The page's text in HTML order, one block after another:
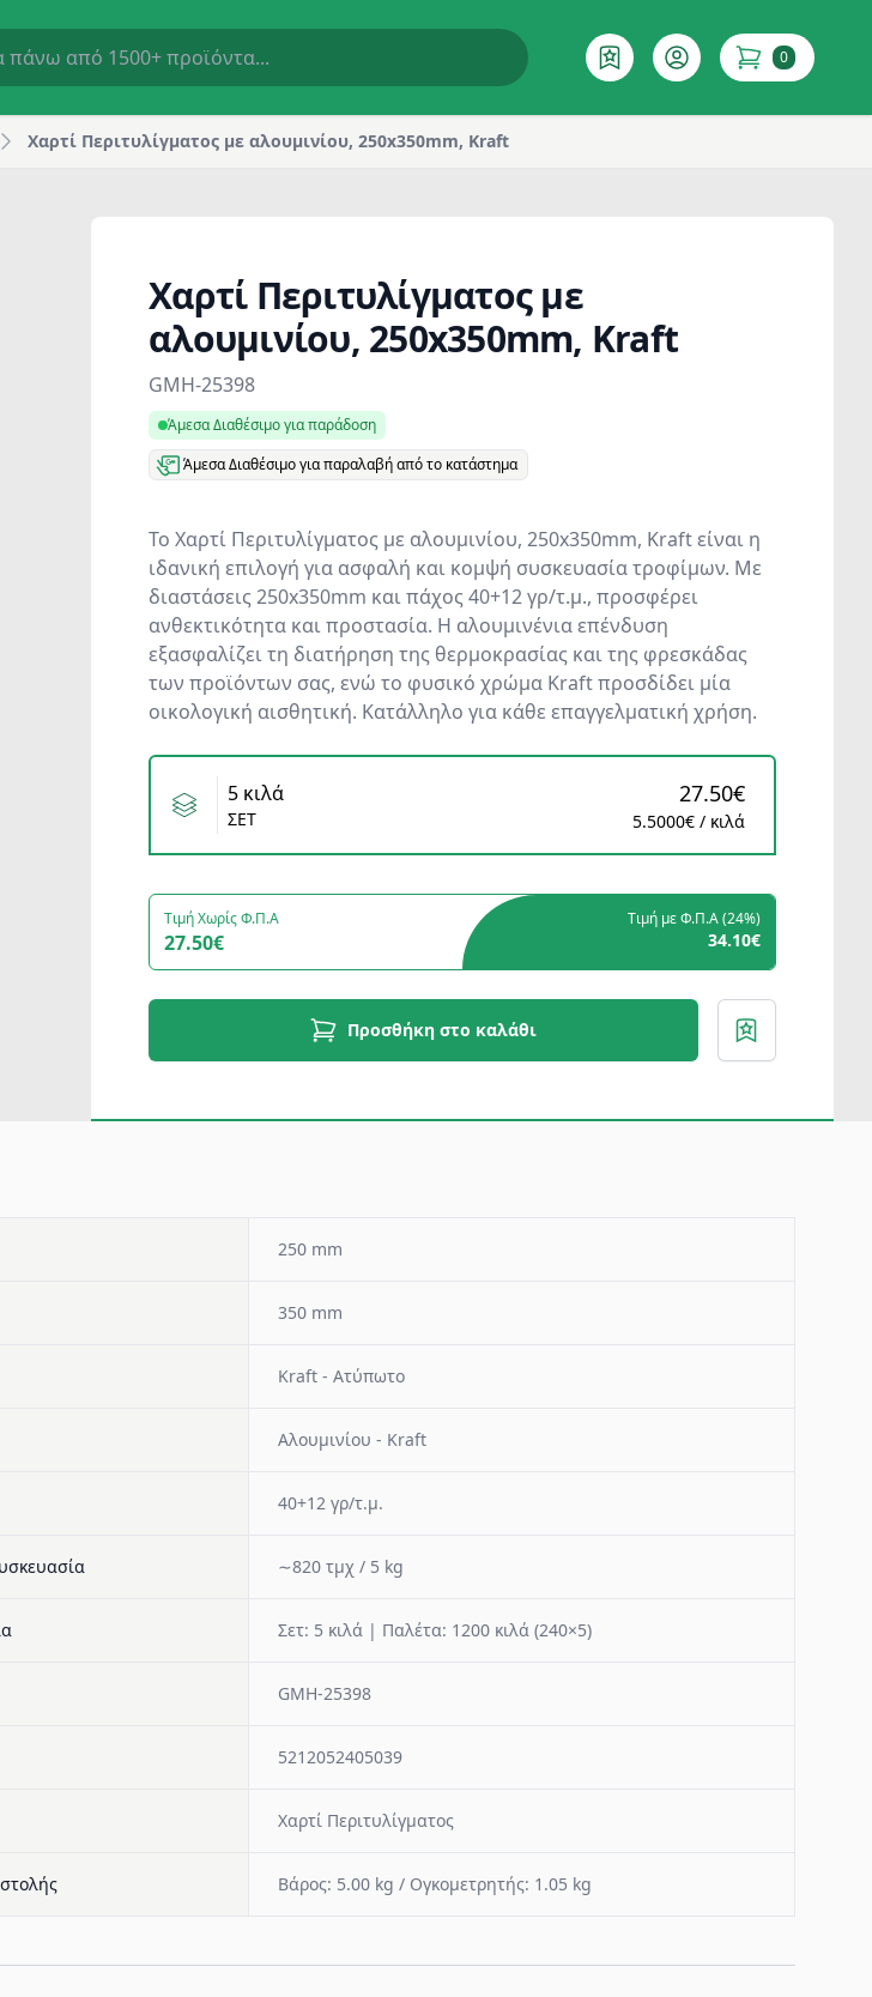
ΕπιθυμητόAccount 0
items in cart
Χαρτί Περιτυλίγματος με αλουμινίου, 250x350mm, Kraft
Χαρτί Περιτυλίγματος με
αλουμινίου, 250x350mm, Kraft
Product information
GMH-25398
Άμεσα Διαθέσιμο για παράδοση
Άμεσα Διαθέσιμο για παραλαβή από το κατάστημα
Το Χαρτί Περιτυλίγματος με αλουμινίου, 250x350mm, Kraft είναι η
ιδανική επιλογή για ασφαλή και κομψή συσκευασία τροφίμων. Με
διαστάσεις 250x350mm και πάχος 40+12 γρ/τ.μ., προσφέρει
ανθεκτικότητα και προστασία. Η αλουμινένια επένδυση
εξασφαλίζει τη διατήρηση της θερμοκρασίας και της φρεσκάδας
των προϊόντων σας, ενώ το φυσικό χρώμα Kraft προσδίδει μία
οικολογική αισθητική. Κατάλληλο για κάθε επαγγελματική χρήση.
Variants
5 κιλά
ΣΕΤ
27.50€
5.5000€ / κιλά
Τιμή Χωρίς Φ.Π.Α
27.50€
Τιμή με Φ.Π.Α (24%)
34.10€
Προσθήκη στο καλάθι
250 mm
350 mm
Kraft - Ατύπωτο
Αλουμινίου - Kraft
40+12 γρ/τ.μ.
∼820 τμχ / 5 kg
Σετ: 5 κιλά | Παλέτα: 1200 κιλά (240×5)
GMH-25398
5212052405039
Χαρτί Περιτυλίγματος
Βάρος: 5.00 kg / Ογκομετρητής: 1.05 kg